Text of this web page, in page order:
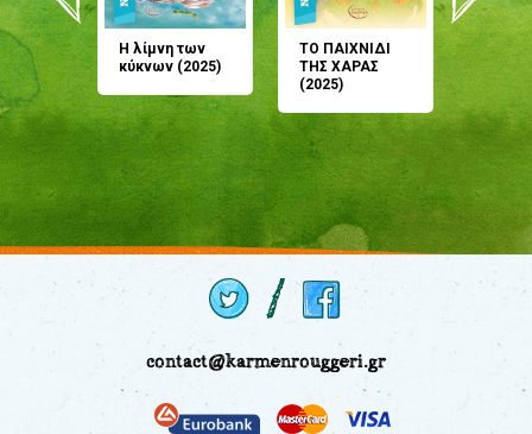
Η λίμνη των
κύκνων (2025)
ΤΟ ΠΑΙΧΝΙΔΙ
ΤΗΣ ΧΑΡΑΣ
(2025)
μου;
(2024)
contact@karmenrouggeri.gr